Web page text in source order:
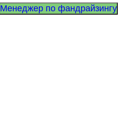
Менеджер по фандрайзингу